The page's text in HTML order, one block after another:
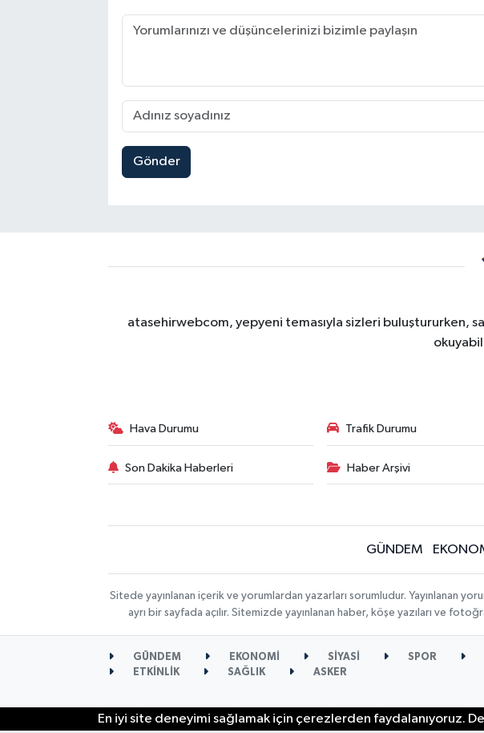
Gönder
atasehirwebcom, yepyeni temasıyla sizleri buluştururken,
Hava Durumu Trafik Durumu
Son Dakika Haberleri Haber Arşivi
GÜNDEM
Sitede yayınlanan içerik ve yorumlardan yazarları sorumludur. Yayınlanan
ayrı bir sayfada açılır. Sitemizde yayınlanan haber, köşe yazıları ve
GÜNDEM EKONOMİ SİYASİ SPOR
ETKİNLİK
SAĞLIK ASKER
En iyi site deneyimi sağlamak için çerezlerden faydalanıyoruz.